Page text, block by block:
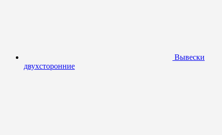
Вывески
двухсторонние